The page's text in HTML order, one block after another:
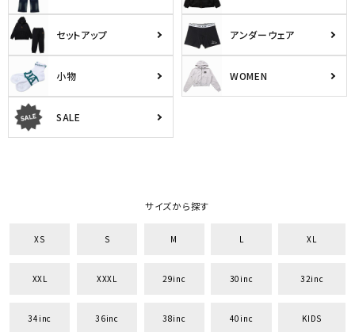
セットアップ アンダーウェア
小物 WOMEN
SALE
サイズから探す
XS S M L XL
XXL XXXL 29inc 30inc 32inc
34inc 36inc 38inc 40inc KIDS